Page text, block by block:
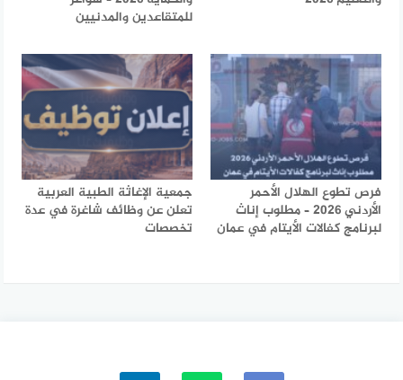
للمتقاعدين والمدنيين
فرص تطوع الهلال الأحمر
الأردني 2026 – مطلوب إناث
لبرنامج كفالات الأيتام في عمان
جمعية الإغاثة الطبية العربية
تعلن عن وظائف شاغرة في عدة
تخصصات